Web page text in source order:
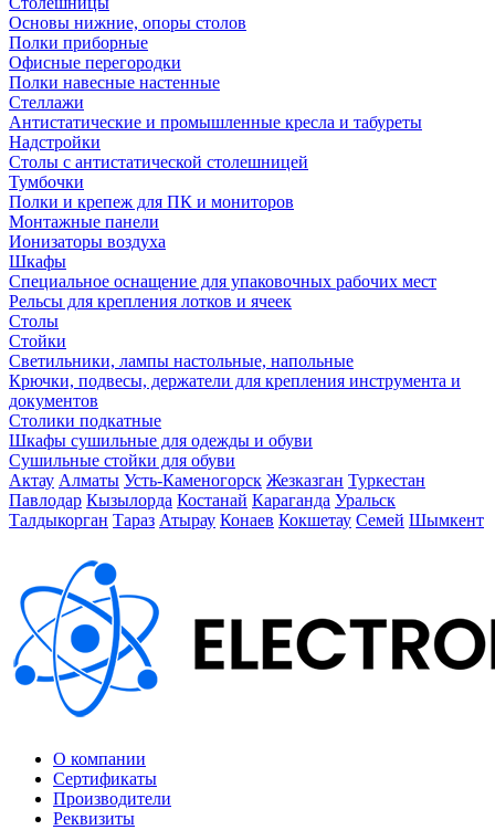
Основы нижние, опоры столов
Полки приборные
Офисные перегородки
Полки навесные настенные
Стеллажи
Антистатические и промышленные кресла и табуреты
Надстройки
Столы с антистатической столешницей
Тумбочки
Полки и крепеж для ПК и мониторов
Монтажные панели
Ионизаторы воздуха
Шкафы
Специальное оснащение для упаковочных рабочих мест
Рельсы для крепления лотков и ячеек
Столы
Стойки
Светильники, лампы настольные, напольные
Крючки, подвесы, держатели для крепления инструмента и
документов
Столики подкатные
Шкафы сушильные для одежды и обуви
Сушильные стойки для обуви
Актау Алматы Усть-Каменогорск Жезказган Туркестан
Павлодар Кызылорда Костанай Караганда Уральск
Талдыкорган Тараз Атырау Конаев Кокшетау Семей Шымкент
О компании
Сертификаты
Производители
Реквизиты